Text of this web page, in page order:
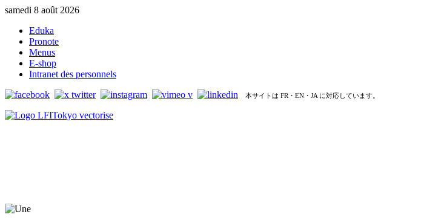
samedi 8 août 2026
Eduka
Pronote
Menus
E-shop
Intranet des personnels
本サイトは FR・EN・JA に対応しています。